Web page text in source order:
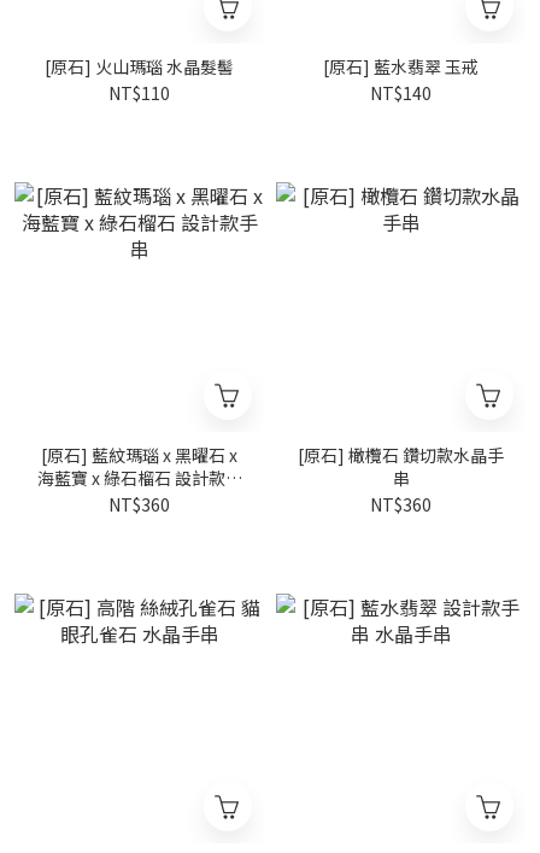
[原石] 火山瑪瑙 水晶髮髻
NT$110
[原石] 藍水翡翠 玉戒
NT$140
[原石] 藍紋瑪瑙 x 黑曜石 x
海藍寶 x 綠石榴石 設計款手
串
NT$360
[原石] 橄欖石 鑽切款水晶手
串
NT$360